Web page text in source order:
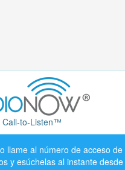
Call-to-Listen™
llame al número de acceso
y esúchelas al instante